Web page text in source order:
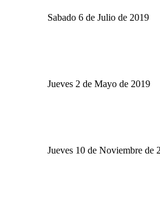
Sabado 6 de Julio de 2019
Jueves 2 de Mayo de 2019
Jueves 10 de Noviembre de